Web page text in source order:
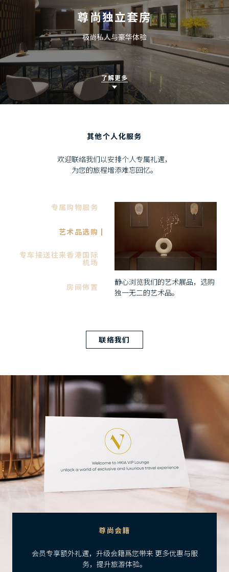
尊尚独立套房
极尚私人与豪华体验
了解更多
其他个人化服务
欢迎联络我们以安排个人专属礼遇，
为您的旅程增添难忘回忆。
静心浏览我们的艺术展品，选购
独一无二的艺术品。
专属购物服务
艺术品选购
专车接送往来香港国际
机场
房间佈置
联络我们
尊尚会籍
会员专享额外礼遇，升级会籍爲您带来 更多优惠与服
务，提升旅游体验。